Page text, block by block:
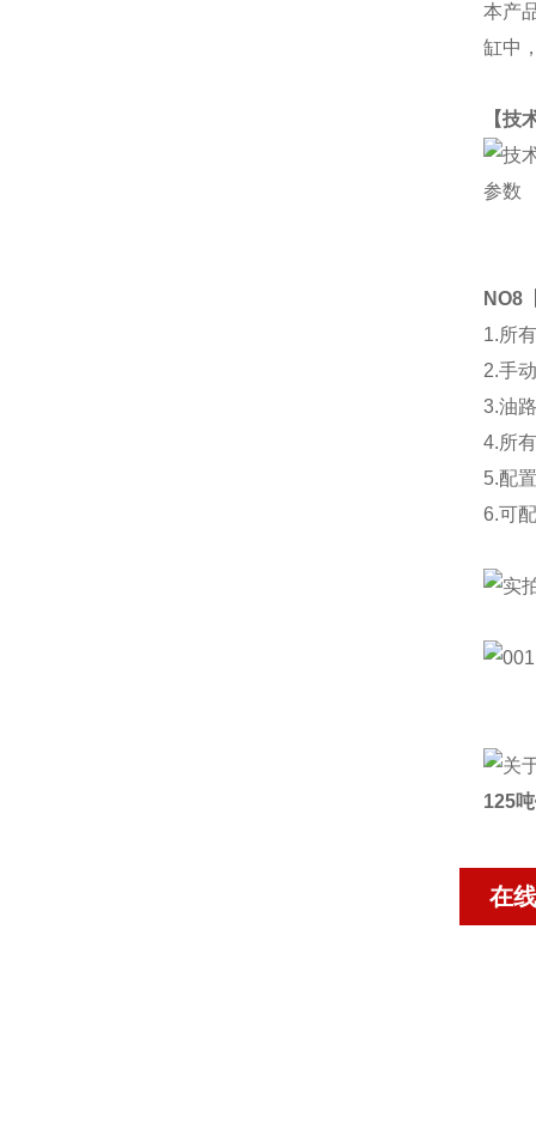
本产
缸中
【技
NO8
1.所
2.手
3.油
4.所
5.配
6.可
125
在